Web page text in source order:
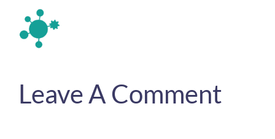
Leave A Comment